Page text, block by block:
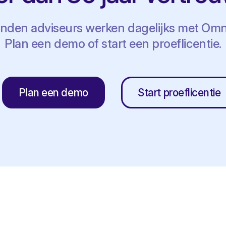
adviseurs werken dagelijks met
Plan een demo of start een proeflicentie.
Plan een demo Start proeflicentie